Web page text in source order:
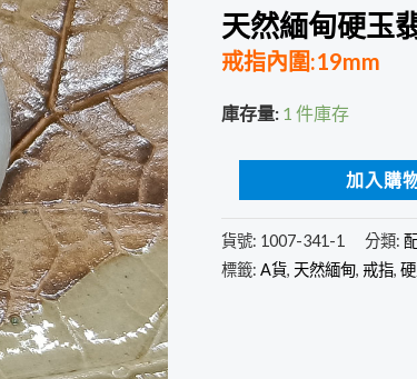
天然緬甸硬玉
戒指內圍:19mm
庫存量: 1 件庫存
翠
戒
指
(A
書)1008-
204
加入購
貨號: 1007-341-1 分類:
標籤: A貨, 天然緬甸, 戒指,